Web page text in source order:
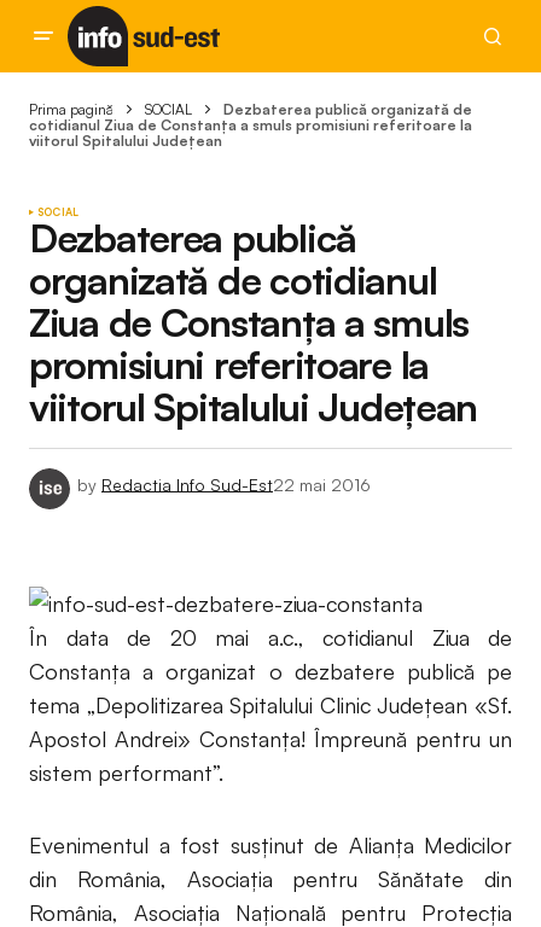
Prima pagină SOCIAL
Dezbaterea publică organizată de
cotidianul Ziua de Constanța a smuls promisiuni referitoare la
viitorul Spitalului Județean
SOCIAL
Dezbaterea publică
organizată de cotidianul
Ziua de Constanța a smuls
promisiuni referitoare la
viitorul Spitalului Județean
by Redactia Info Sud-Est22 mai 2016
În data de 20 mai a.c., cotidianul Ziua de
Constanța a organizat o dezbatere publică pe
tema „Depolitizarea Spitalului Clinic Judeţean «Sf.
Apostol Andrei» Constanţa! Împreună pentru un
sistem performant”.
Evenimentul a fost susţinut de Alianţa Medicilor
din România, Asociaţia pentru Sănătate din
România, Asociaţia Naţională pentru Protecţia